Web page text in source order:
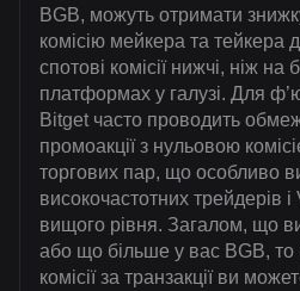
BGB, можуть отримати
комісію мейкера та тейкера
спотові комісії нижчі, ніж на
платформах у галузі. Для
Bitget часто проводить
промоакції з нульовою
торгових пар, що особливо
високочастотних трейдерів і
вищого рівня. Загалом, що
або що більше у вас BGB, то
комісії за транзакції ви